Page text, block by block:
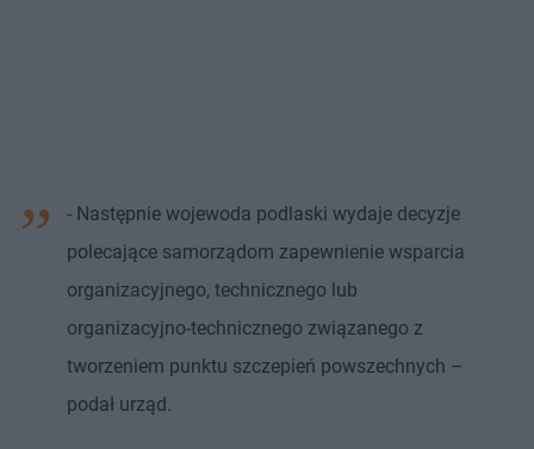
- Następnie wojewoda podlaski wydaje decyzje
polecające samorządom zapewnienie wsparcia
organizacyjnego, technicznego lub
organizacyjno-technicznego związanego z
tworzeniem punktu szczepień powszechnych –
podał urząd.